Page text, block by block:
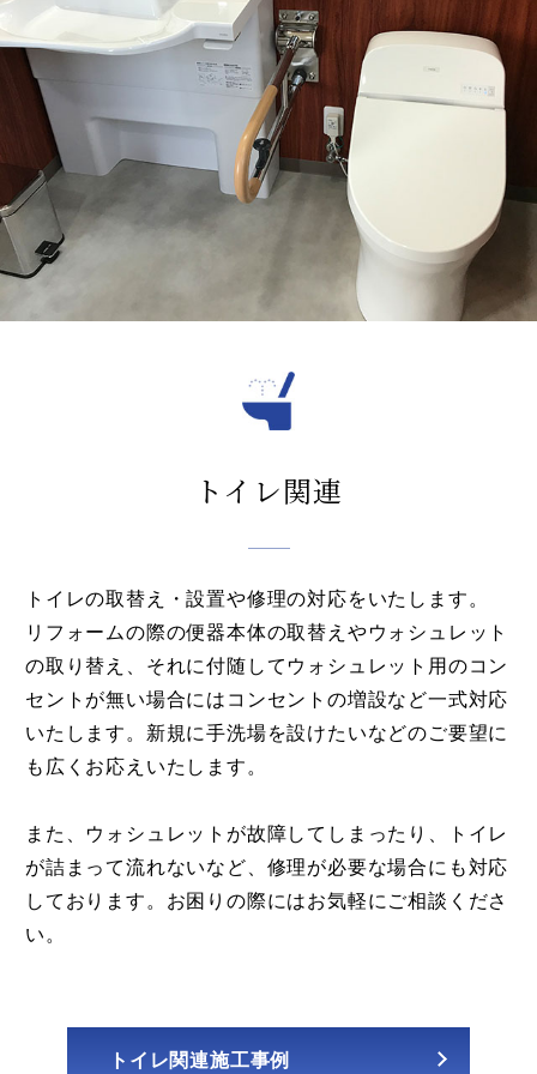
053-433-3808 メールで問合せる
Online shopping
コリー
ネットショップ
トイレ関連
トイレの取替え・設置や修理の対応をいたします。
リフォームの際の便器本体の取替えやウォシュレット
の取り替え、それに付随してウォシュレット用のコン
セントが無い場合にはコンセントの増設など一式対応
いたします。新規に手洗場を設けたいなどのご要望に
も広くお応えいたします。
また、ウォシュレットが故障してしまったり、トイレ
が詰まって流れないなど、修理が必要な場合にも対応
しております。お困りの際にはお気軽にご相談くださ
い。
トイレ関連施工事例